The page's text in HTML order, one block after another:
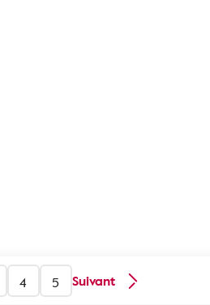
4 5 Suivant